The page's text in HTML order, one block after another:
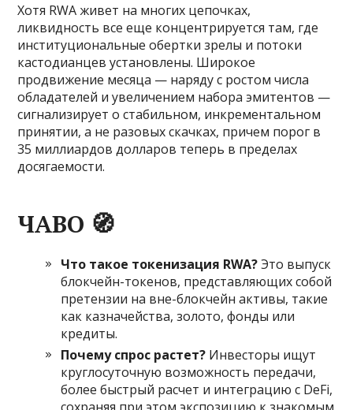
Хотя RWA живет на многих цепочках,
ликвидность все еще концентрируется там, где
институциональные обертки зрелы и потоки
кастодианцев установлены. Широкое
продвижение месяца — наряду с ростом числа
обладателей и увеличением набора эмитентов —
сигнализирует о стабильном, инкрементальном
принятии, а не разовых скачках, причем порог в
35 миллиардов долларов теперь в пределах
досягаемости.
ЧАВО 🧭
Что такое токенизация RWA?Это выпуск
блокчейн-токенов, представляющих собой
претензии на вне-блокчейн активы, такие
как казначейства, золото, фонды или
кредиты.
Почему спрос растет? Инвесторы ищут
круглосуточную возможность передачи,
более быстрый расчет и интеграцию с DeFi,